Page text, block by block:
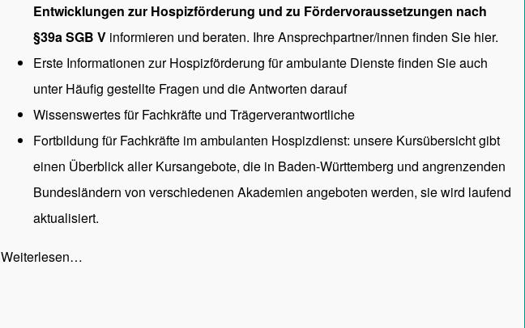
Entwicklungen zur Hospizförderung und zu Fördervoraussetzungen nach
§39a SGB V informieren und beraten. Ihre Ansprechpartner/innen finden Sie hier.
Erste Informationen zur Hospizförderung für ambulante Dienste finden Sie auch
unterHäufig gestellte Fragen und die Antworten darauf
Wissenswertes für Fachkräfte und Trägerverantwortliche
Fortbildung für Fachkräfte im ambulanten Hospizdienst: unsere Kursübersichtgibt
einen Überblick aller Kursangebote, die in Baden-Württemberg und angrenzenden
Bundesländern von verschiedenen Akademien angeboten werden, sie wird laufend
aktualisiert.
Weiterlesen…